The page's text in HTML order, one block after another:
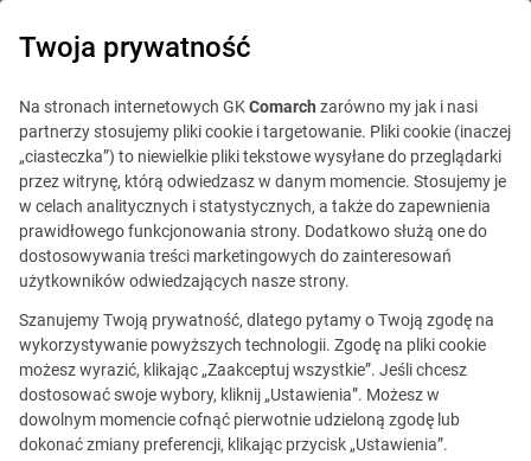
Oferta promowana
Twoja prywatność
Na stronach internetowych GKComarch zarówno my jak i nasi
partnerzy stosujemy pliki cookie i targetowanie. Pliki cookie (inaczej
„ciasteczka”) to niewielkie pliki tekstowe wysyłane do przeglądarki
przez witrynę, którą odwiedzasz w danym momencie. Stosujemy je
w celach analitycznych i statystycznych, a także do zapewnienia
prawidłowego funkcjonowania strony. Dodatkowo służą one do
dostosowywania treści marketingowych do zainteresowań
użytkowników odwiedzających nasze strony.
Szanujemy Twoją prywatność, dlatego pytamy o Twoją zgodę na
wykorzystywanie powyższych technologii. Zgodę na pliki cookie
możesz wyrazić, klikając „Zaakceptuj wszystkie”. Jeśli chcesz
dostosować swoje wybory, kliknij „Ustawienia”. Możesz w
dowolnym momencie cofnąć pierwotnie udzieloną zgodę lub
dokonać zmiany preferencji, klikając przycisk „Ustawienia”.